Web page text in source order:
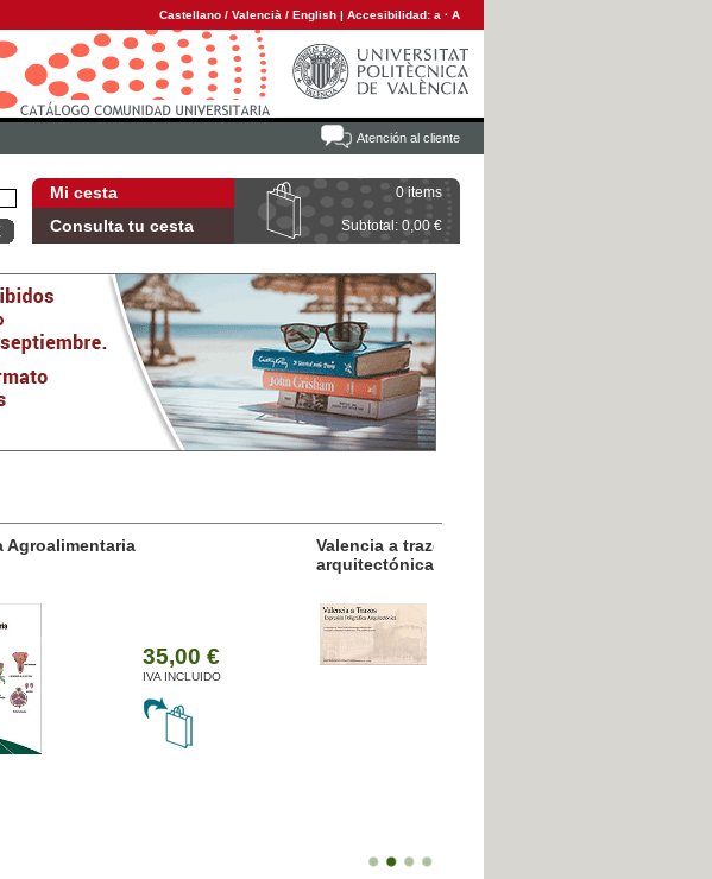
Castellano / Valencià / English | Accesibilidad: a · A
Atención al cliente
Mi cesta 0 items
Consulta tu cesta Subtotal: 0,00 €
Valencia a trazos: expresión poligráfica